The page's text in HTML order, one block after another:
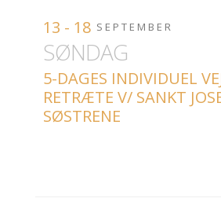
13 - 18 SEPTEMBER
SØNDAG
5-DAGES INDIVIDUEL
RETRÆTE V/ SANKT
SØSTRENE